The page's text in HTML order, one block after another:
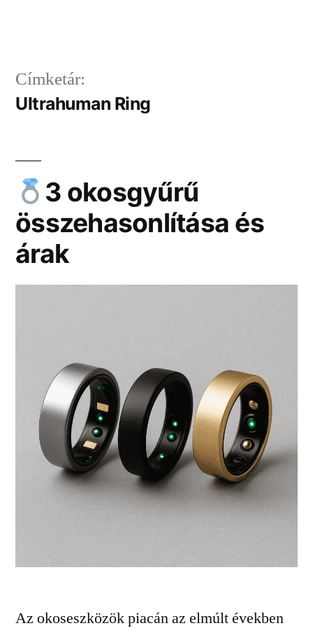
Címketár:
Ultrahuman Ring
3 okosgyűrű
összehasonlítása és
árak
Az okoseszközök piacán az elmúlt években